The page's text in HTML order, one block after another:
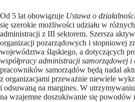
Od 5 lat obowiązuje Ustawa o
się szerokie możliwości udziału w
administracji z III sektorem. Szersza
organizacji pozarządowych i stopniowej
województwa śląskiego, a dotyczących
współpracy administracji samorządowej
pracowników samorządów będą nadal
z organizacjami przeważnie niewiele
i odsuwaną na margines. W
na wzajemne doszukiwanie się